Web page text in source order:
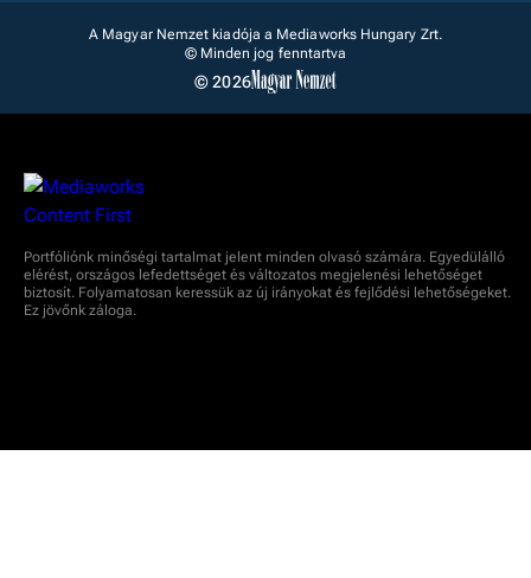
A Magyar Nemzet kiadója a Mediaworks Hungary Zrt.
© Minden jog fenntartva
© 2026
Portfóliónk minőségi tartalmat jelent minden olvasó számára. Egyedülálló
elérést, országos lefedettséget és változatos megjelenési lehetőséget
biztosít. Folyamatosan keressük az új irányokat és fejlődési lehetőségeket.
Ez jövőnk záloga.